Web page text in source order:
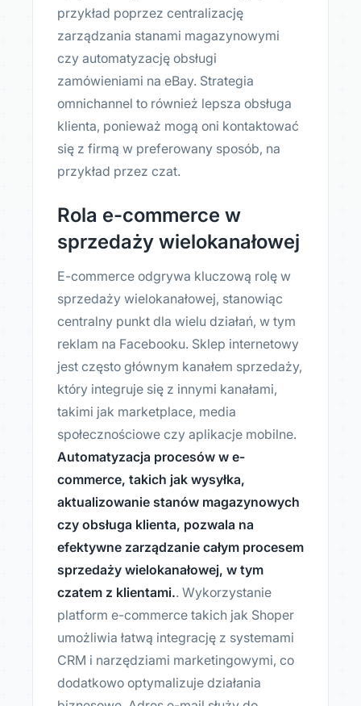
przykład poprzez centralizację
zarządzania stanami magazynowymi
czy automatyzację obsługi
zamówieniami na eBay. Strategia
omnichannel to również lepsza obsługa
klienta, ponieważ mogą oni kontaktować
się z firmą w preferowany sposób, na
przykład przez czat.
Rola e-commerce w
sprzedaży wielokanałowej
E-commerce odgrywa kluczową rolę w
sprzedaży wielokanałowej, stanowiąc
centralny punkt dla wielu działań, w tym
reklam na Facebooku. Sklep internetowy
jest często głównym kanałem sprzedaży,
który integruje się z innymi kanałami,
takimi jak marketplace, media
społecznościowe czy aplikacje mobilne.
Automatyzacja procesów w e-
commerce, takich jak wysyłka,
aktualizowanie stanów magazynowych
czy obsługa klienta, pozwala na
efektywne zarządzanie całym procesem
sprzedaży wielokanałowej, w tym
czatem z klientami.. Wykorzystanie
platform e-commerce takich jak Shoper
umożliwia łatwą integrację z systemami
CRM i narzędziami marketingowymi, co
dodatkowo optymalizuje działania